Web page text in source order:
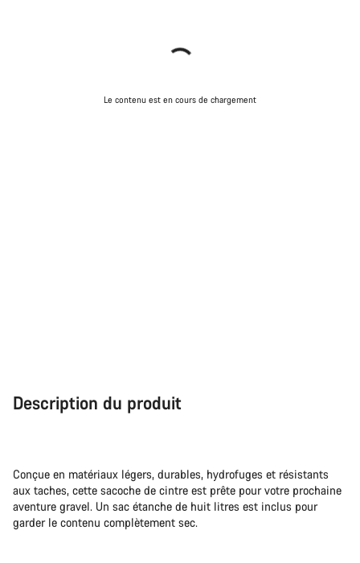
Le contenu est en cours de chargement
Description du produit
Conçue en matériaux légers, durables, hydrofuges et résistants
aux taches, cette sacoche de cintre est prête pour votre prochaine
aventure gravel. Un sac étanche de huit litres est inclus pour
garder le contenu complètement sec.